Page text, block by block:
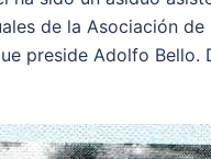
de la Asociación
preside Adolfo Bello.